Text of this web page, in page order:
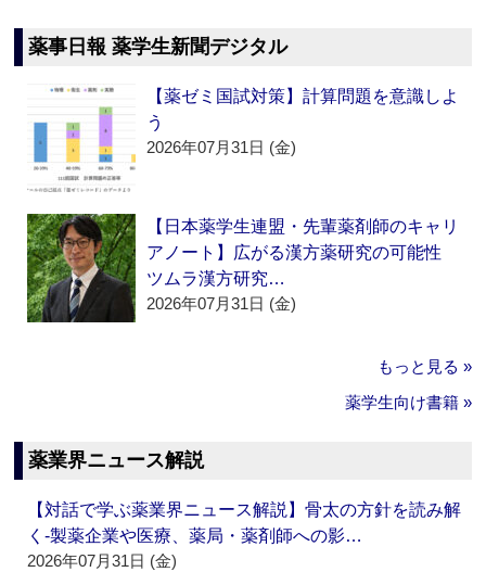
薬事日報 薬学生新聞デジタル
【薬ゼミ国試対策】計算問題を意識しよ
う
2026年07月31日 (金)
【日本薬学生連盟・先輩薬剤師のキャリ
アノート】広がる漢方薬研究の可能性
ツムラ漢方研究…
2026年07月31日 (金)
もっと見る »
薬学生向け書籍 »
薬業界ニュース解説
【対話で学ぶ薬業界ニュース解説】骨太の方針を読み解
く‐製薬企業や医療、薬局・薬剤師への影…
2026年07月31日 (金)